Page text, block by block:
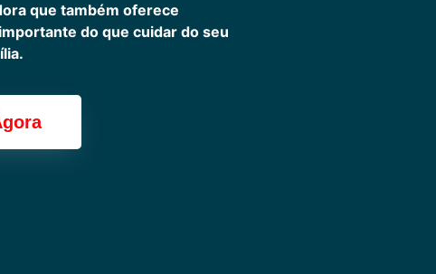
que também oferece
do que cuidar do seu